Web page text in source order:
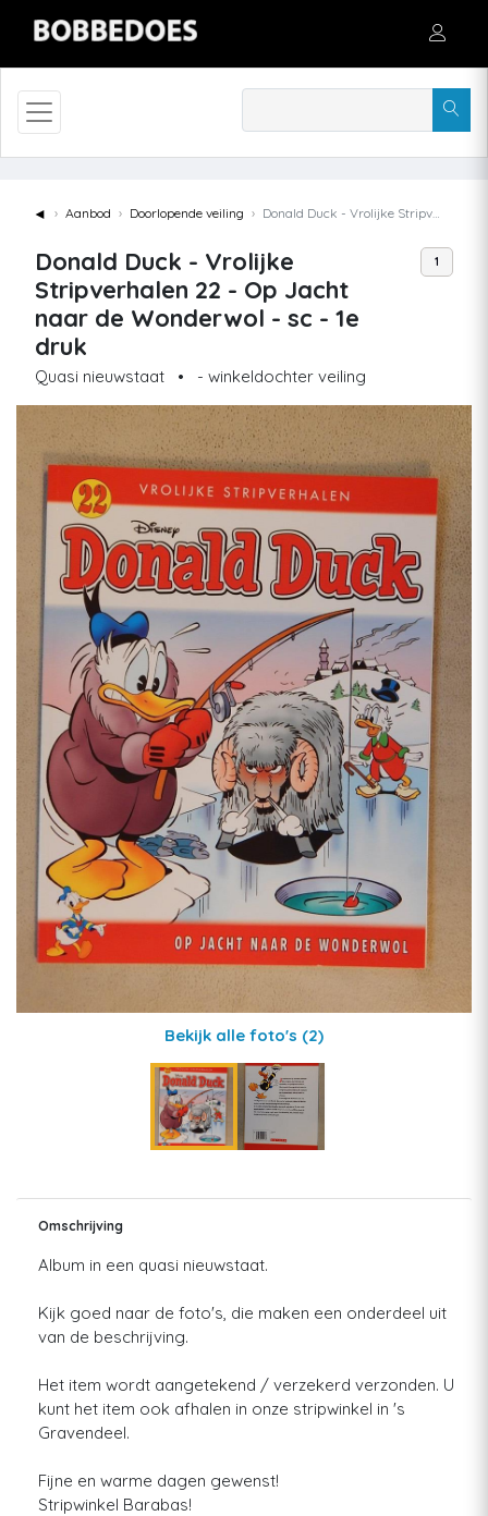
◄ Aanbod Doorlopende veiling Donald Duck - Vrolijke Stripverhalen 22 - Op Jacht naar de Wonderwol - sc - 1e druk
Donald Duck - Vrolijke
Stripverhalen 22 - Op Jacht
naar de Wonderwol - sc - 1e
druk
Quasi nieuwstaat • - winkeldochter veiling
1
Bekijk alle foto's (2)
Omschrijving
Album in een quasi nieuwstaat.
Kijk goed naar de foto's, die maken een onderdeel uit
van de beschrijving.
Het item wordt aangetekend / verzekerd verzonden. U
kunt het item ook afhalen in onze stripwinkel in 's
Gravendeel.
Fijne en warme dagen gewenst!
Stripwinkel Barabas!